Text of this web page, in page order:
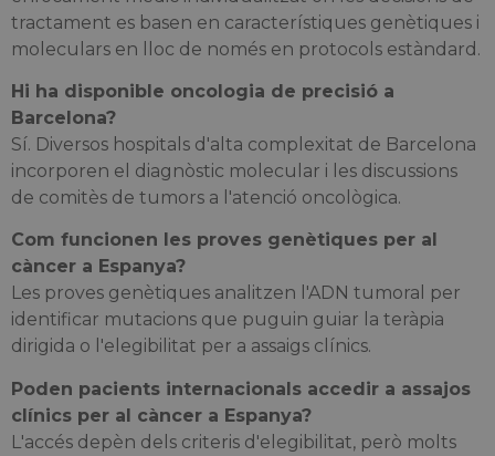
tractament es basen en característiques genètiques i
moleculars en lloc de només en protocols estàndard.
Hi ha disponible oncologia de precisió a
Barcelona?
Sí. Diversos hospitals d'alta complexitat de Barcelona
incorporen el diagnòstic molecular i les discussions
de comitès de tumors a l'atenció oncològica.
Com funcionen les proves genètiques per al
càncer a Espanya?
Les proves genètiques analitzen l'ADN tumoral per
identificar mutacions que puguin guiar la teràpia
dirigida o l'elegibilitat per a assaigs clínics.
Poden pacients internacionals accedir a assajos
clínics per al càncer a Espanya?
L'accés depèn dels criteris d'elegibilitat, però molts